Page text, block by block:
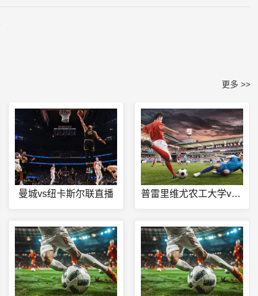
更多 >>
曼城vs纽卡斯尔联直播 普雷里维尤农工大学vs俄克拉荷马州立大学直播